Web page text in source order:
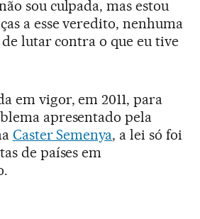
sou culpada, mas estou
a esse veredito, nenhuma
lutar contra o que eu tive
em vigor, em 2011, para
apresentado pela
Caster Semenya, a lei só foi
de países em